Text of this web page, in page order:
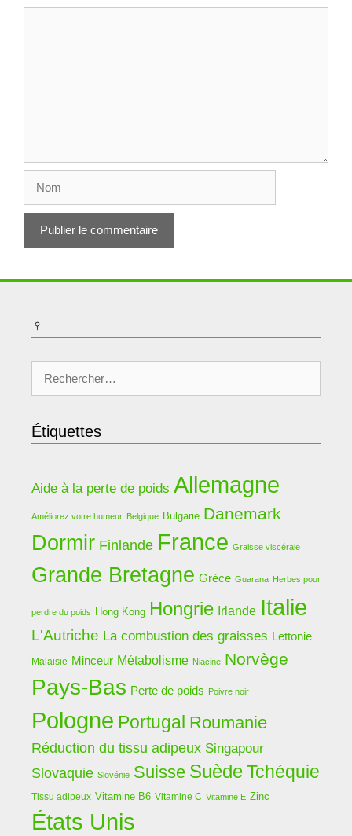
♀
Rechercher :
Étiquettes
Aide à la perte de poids Allemagne
Améliorez votre humeur Belgique Bulgarie Danemark
Dormir Finlande France Graisse viscérale
Grande Bretagne Grèce Guarana Herbes pour
perdre du poids Hong Kong Hongrie Irlande Italie
L'Autriche La combustion des graisses Lettonie
Malaisie Minceur Métabolisme Niacine Norvège
Pays-Bas Perte de poids Poivre noir
Pologne Portugal Roumanie
Réduction du tissu adipeux Singapour
Slovaquie Slovénie Suisse SuèdeTchéquie
Tissu adipeux Vitamine B6 Vitamine C Vitamine E Zinc
États Unis